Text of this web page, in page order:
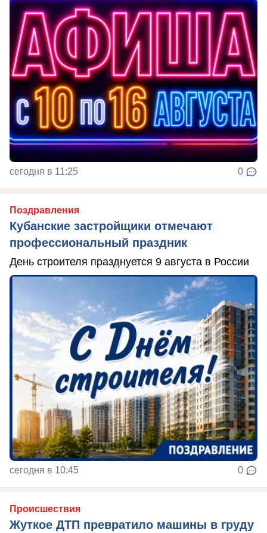
сегодня в 11:25 0
Поздравления
Кубанские застройщики отмечают
профессиональный праздник
День строителя празднуется 9 августа в России
сегодня в 10:45 0
Происшествия
Жуткое ДТП превратило машины в груду